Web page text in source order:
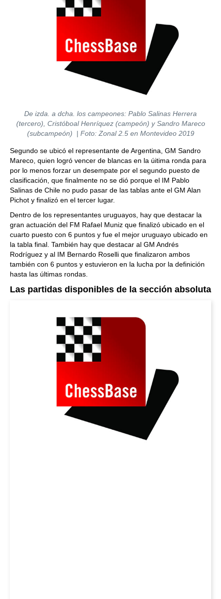
De izda. a dcha. los campeones: Pablo Salinas Herrera
(tercero), Cristóboal Henríquez (campeón) y Sandro Mareco
(subcampeón)
| Foto: Zonal 2.5 en Montevideo 2019
Segundo se ubicó el representante de Argentina, GM Sandro
Mareco, quien logró vencer de blancas en la úitima ronda para
por lo menos forzar un desempate por el segundo puesto de
clasificación, que finalmente no se dió porque el IM Pablo
Salinas de Chile no pudo pasar de las tablas ante el GM Alan
Pichot y finalizó en el tercer lugar.
Dentro de los representantes uruguayos, hay que destacar la
gran actuación del FM Rafael Muniz que finalizó ubicado en el
cuarto puesto con 6 puntos y fue el mejor uruguayo ubicado en
la tabla final. También hay que destacar al GM Andrés
Rodríguez y al IM Bernardo Roselli que finalizaron ambos
también con 6 puntos y estuvieron en la lucha por la definición
hasta las últimas rondas.
Las partidas disponibles de la sección absoluta